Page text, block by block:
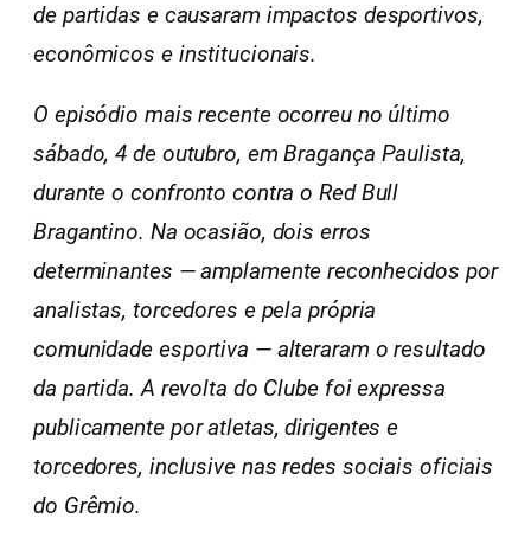
de partidas e causaram impactos desportivos,
econômicos e institucionais.
O episódio mais recente ocorreu no último
sábado, 4 de outubro, em Bragança Paulista,
durante o confronto contra o Red Bull
Bragantino. Na ocasião, dois erros
determinantes — amplamente reconhecidos por
analistas, torcedores e pela própria
comunidade esportiva — alteraram o resultado
da partida. A revolta do Clube foi expressa
publicamente por atletas, dirigentes e
torcedores, inclusive nas redes sociais oficiais
do Grêmio.